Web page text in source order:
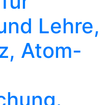
Lehre,
Atom-